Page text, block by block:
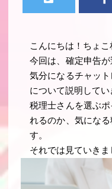
こんにちは！ちょこ
今回は、確定申告
気分になるチャッ
について説明してい
税理士さんを選ぶ
れるのか、気にな
す。
それでは見ていきま